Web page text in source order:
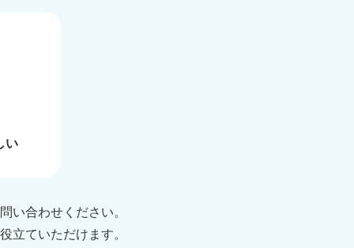
い
い合わせください。
立ていただけます。